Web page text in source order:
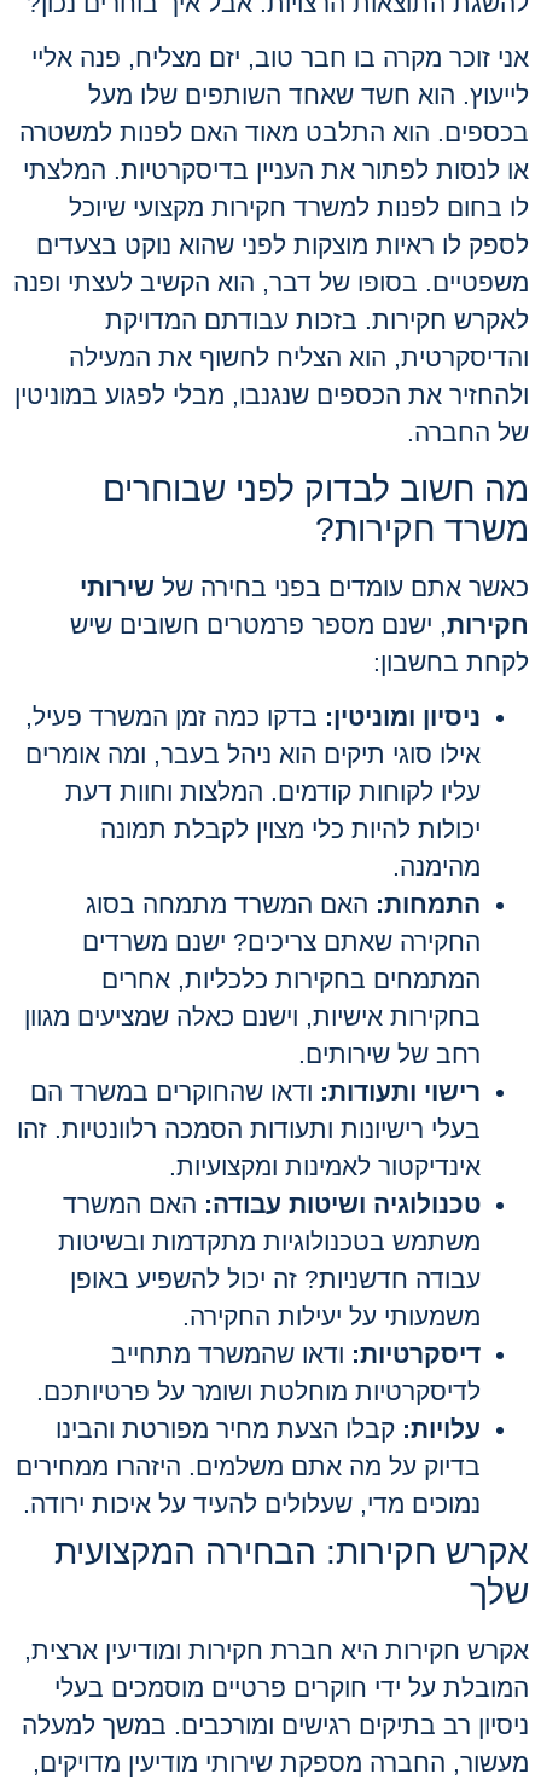
אני זוכר מקרה בו חבר טוב, יזם מצליח, פנה אליי
לייעוץ. הוא חשד שאחד השותפים שלו מעל
בכספים. הוא התלבט מאוד האם לפנות למשטרה
או לנסות לפתור את העניין בדיסקרטיות. המלצתי
לו בחום לפנות למשרד חקירות מקצועי שיוכל
לספק לו ראיות מוצקות לפני שהוא נוקט בצעדים
משפטיים. בסופו של דבר, הוא הקשיב לעצתי ופנה
לאקרש חקירות. בזכות עבודתם המדויקת
והדיסקרטית, הוא הצליח לחשוף את המעילה
ולהחזיר את הכספים שנגנבו, מבלי לפגוע במוניטין
של החברה.
מה חשוב לבדוק לפני שבוחרים
משרד חקירות?
כאשר אתם עומדים בפני בחירה של שירותי
חקירות, ישנם מספר פרמטרים חשובים שיש
לקחת בחשבון:
ניסיון ומוניטין:בדקו כמה זמן המשרד פעיל,
אילו סוגי תיקים הוא ניהל בעבר, ומה אומרים
עליו לקוחות קודמים. המלצות וחוות דעת
יכולות להיות כלי מצוין לקבלת תמונה
מהימנה.
התמחות:האם המשרד מתמחה בסוג
החקירה שאתם צריכים? ישנם משרדים
המתמחים בחקירות כלכליות, אחרים
בחקירות אישיות, וישנם כאלה שמציעים מגוון
רחב של שירותים.
רישוי ותעודות:ודאו שהחוקרים במשרד הם
בעלי רישיונות ותעודות הסמכה רלוונטיות. זהו
אינדיקטור לאמינות ומקצועיות.
טכנולוגיה ושיטות עבודה:האם המשרד
משתמש בטכנולוגיות מתקדמות ובשיטות
עבודה חדשניות? זה יכול להשפיע באופן
משמעותי על יעילות החקירה.
דיסקרטיות:ודאו שהמשרד מתחייב
לדיסקרטיות מוחלטת ושומר על פרטיותכם.
עלויות:קבלו הצעת מחיר מפורטת והבינו
בדיוק על מה אתם משלמים. היזהרו ממחירים
נמוכים מדי, שעלולים להעיד על איכות ירודה.
אקרש חקירות: הבחירה המקצועית
שלך
אקרש חקירותהיא חברת חקירות ומודיעין ארצית,
המובלת על ידי חוקרים פרטיים מוסמכים בעלי
ניסיון רב בתיקים רגישים ומורכבים. במשך למעלה
מעשור, החברה מספקת שירותי מודיעין מדויקים,